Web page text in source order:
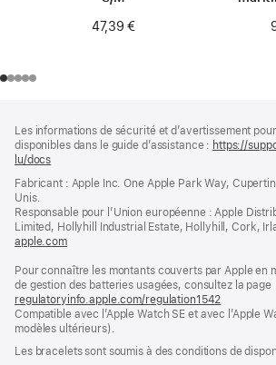
47,39 €
de
page
de
bas
page
Les informations de sécurité et d’avertissement
disponibles dans le guide d’assistance : https://
lu/docs
une
fenêtre)
Fabricant : Apple Inc. One Apple Park Way,
Unis.
Responsable pour l’Union européenne : Apple
Limited, Hollyhill Industrial Estate, Hollyhill, Cork,
apple.com(s’ouvre
une
nouvelle
fenêtre)
Pour connaître les montants couverts par Apple en
de gestion des batteries usagées, consultez la page
regulatoryinfo.apple.com/regulation1542
dans
nouvelle
fenêtre)
Compatible avec l’Apple Watch SE et avec l’Apple
modèles ultérieurs).
Les bracelets sont soumis à des conditions de